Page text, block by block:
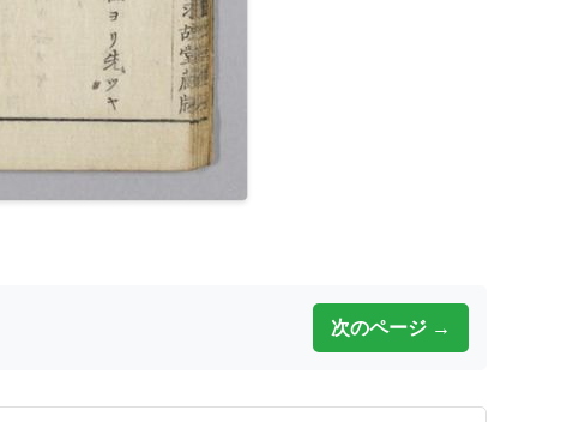
次のページ →